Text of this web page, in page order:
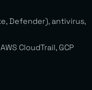
Defender), antivirus,
CloudTrail, GCP